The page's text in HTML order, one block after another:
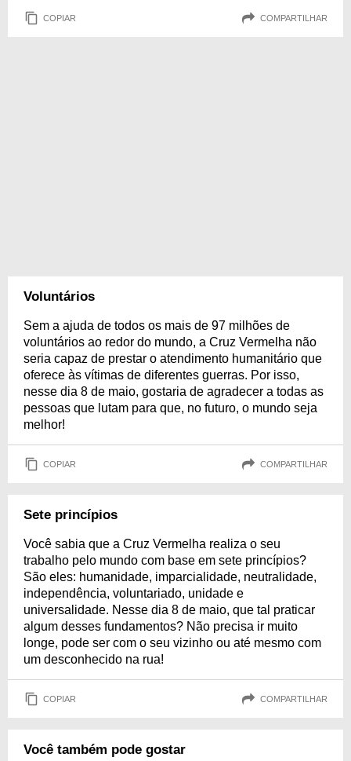
COPIAR COMPARTILHAR
Voluntários
Sem a ajuda de todos os mais de 97 milhões de
voluntários ao redor do mundo, a Cruz Vermelha não
seria capaz de prestar o atendimento humanitário que
oferece às vítimas de diferentes guerras. Por isso,
nesse dia 8 de maio, gostaria de agradecer a todas as
pessoas que lutam para que, no futuro, o mundo seja
melhor!
COPIAR COMPARTILHAR
Sete princípios
Você sabia que a Cruz Vermelha realiza o seu
trabalho pelo mundo com base em sete princípios?
São eles: humanidade, imparcialidade, neutralidade,
independência, voluntariado, unidade e
universalidade. Nesse dia 8 de maio, que tal praticar
algum desses fundamentos? Não precisa ir muito
longe, pode ser com o seu vizinho ou até mesmo com
um desconhecido na rua!
COPIAR COMPARTILHAR
Você também pode gostar